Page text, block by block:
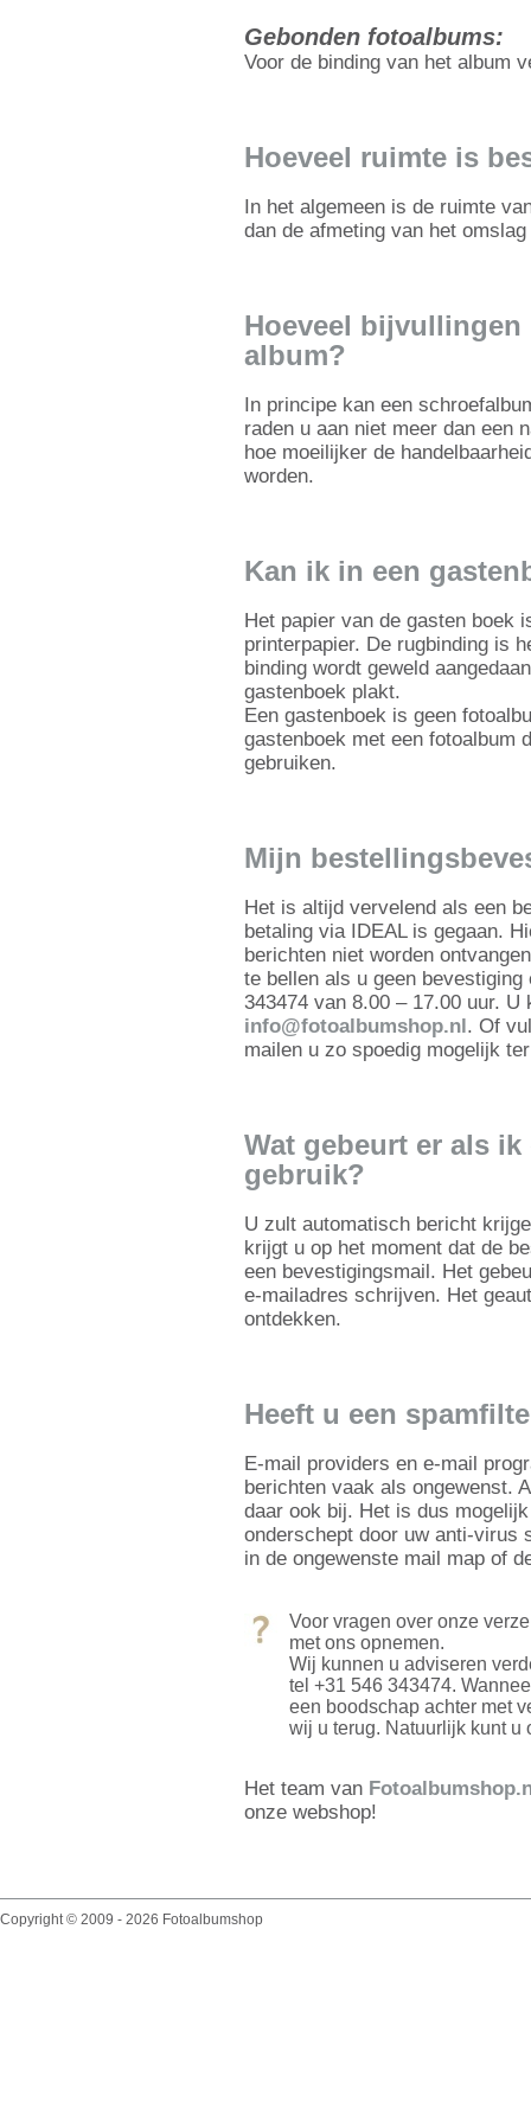
Gebonden fotoalbums:
Voor de binding van het album
Hoeveel ruimte is
In het algemeen is de ruimte
dan de afmeting van het
Hoeveel
album?
In principe kan een
raden u aan niet meer dan een
hoe moeilijker de
worden.
Kan ik in een
Het papier van de gasten boek
printerpapier. De rugbinding is
binding wordt geweld
gastenboek plakt.
Een gastenboek is geen
gastenboek met een fotoalbum
gebruiken.
Mijn
Het is altijd vervelend als een
betaling via IDEAL is gegaan.
berichten niet worden
te bellen als u geen
343474 van 8.00 – 17.00 uur.
info@fotoalbumshop.nl. Of
mailen u zo spoedig mogelijk
Wat gebeurt er als
gebruik?
U zult automatisch bericht
krijgt u op het moment dat de
een bevestigingsmail. Het
e-mailadres schrijven. Het
ontdekken.
Heeft u een
E-mail providers en e-mail
berichten vaak als ongewenst.
daar ook bij. Het is dus
onderschept door uw anti-virus
in de ongewenste mail map of
Voor vragen over onze
met ons opnemen.
Wij kunnen u adviseren
tel +31 546 343474.
een boodschap achter met
wij u terug. Natuurlijk kunt
Het team van
onze webshop!
Copyright © 2009 - 2026 Fotoalbumshop